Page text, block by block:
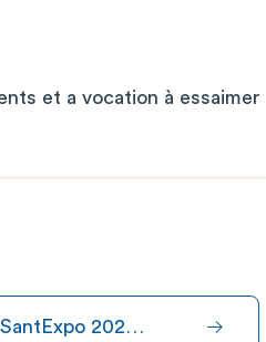
et a vocation à essaimer
202…